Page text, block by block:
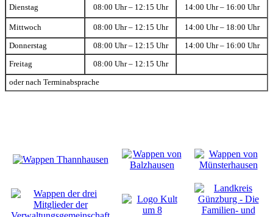
Dienstag 08:00 Uhr – 12:15 Uhr 14:00 Uhr – 16:00 Uhr
Mittwoch 08:00 Uhr – 12:15 Uhr 14:00 Uhr – 18:00 Uhr
Donnerstag 08:00 Uhr – 12:15 Uhr 14:00 Uhr – 16:00 Uhr
Freitag 08:00 Uhr – 12:15 Uhr
oder nach Terminabsprache